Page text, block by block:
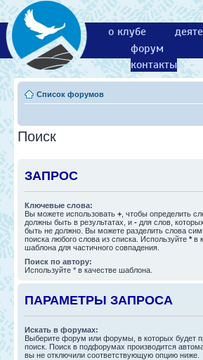
о клубе
форум
контакты
Список форумов
Поиск
ЗАПРОС
Ключевые слова:
Вы можете использовать + , чтобы определить
должны быть в результатах, и - для слов,
быть не должно. Вы можете разделить слова
поиска любого слова из списка. Используйте * в
шаблона для частичного совпадения.
Поиск по автору:
Используйте * в качестве шаблона.
ПАРАМЕТРЫ ЗАПРОСА
Искать в форумах:
Выберите форум или форумы, в которых будет
поиск. Поиск в подфорумах производится
вы не отключили соответствующую опцию ниже.